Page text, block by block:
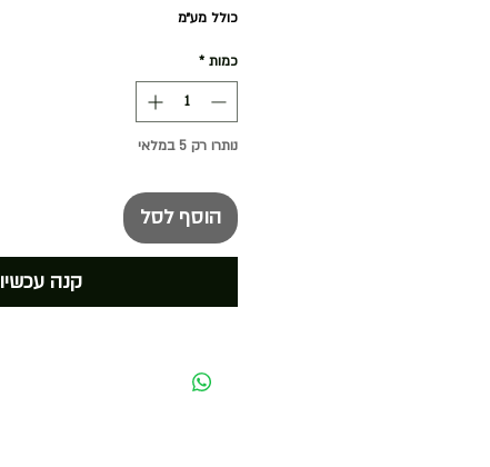
כולל מע״מ
כמות *
נותרו רק 5 במלאי
הוסף לסל
קנה עכשיו